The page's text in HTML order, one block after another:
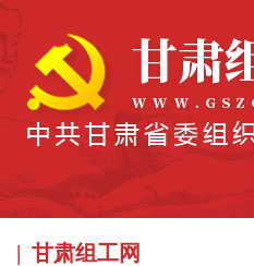
甘肃组工网